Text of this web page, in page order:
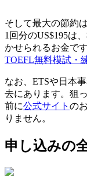
そして最大の節約は
1回分のUS$195は
かせられるお金で
TOEFL無料模試・
なお、ETSや日本
去にあります。狙
前に公式サイト の
りません。
申し込みの